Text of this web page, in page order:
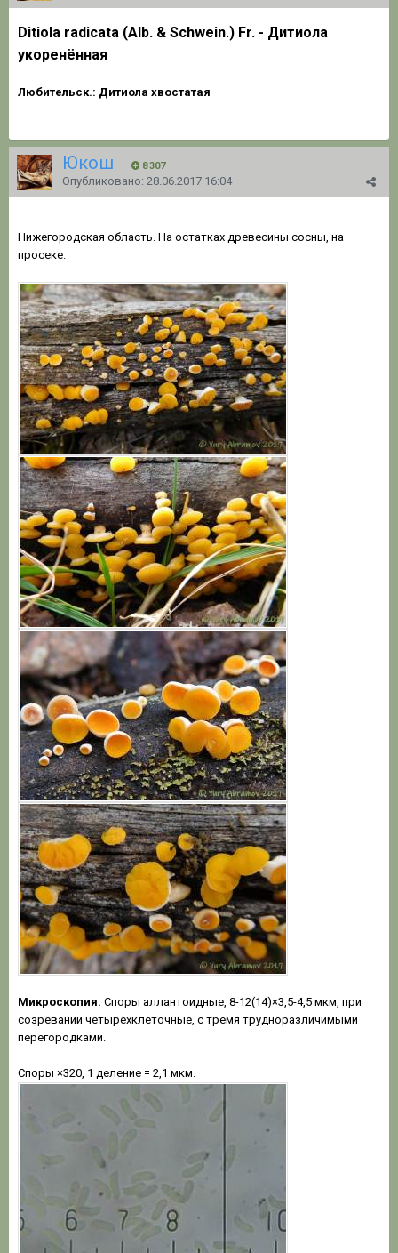
Ditiola radicata (Alb. & Schwein.) Fr. - Дитиола
укоренённая
Любительск.: Дитиола хвостатая
Юкош 8 307
Опубликовано: 28.06.2017 16:04
Нижегородская область. На остатках древесины сосны, на
просеке.
Микроскопия. Споры аллантоидные, 8-12(14)×3,5-4,5 мкм, при
созревании четырёхклеточные, с тремя трудноразличимыми
перегородками.
Споры ×320, 1 деление = 2,1 мкм.